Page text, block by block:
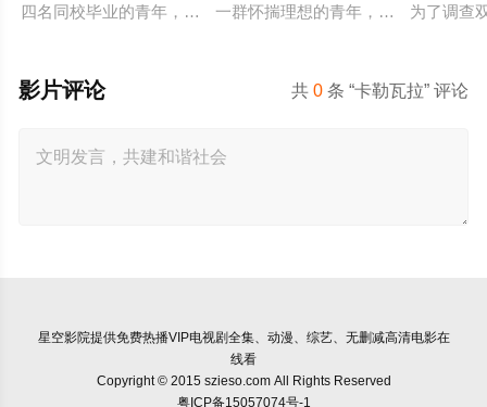
四名同校毕业的青年，怀揣出人头地的梦想，却在大都市屡屡
一群怀揣理想的青年，毅然告别亲人
为了调查
共0 条 “卡勒瓦拉” 评论
影片评论
星空影院提供免费热播VIP电视剧全集、动漫、综艺、无删减高清电影在
线看
Copyright © 2015 szieso.com All Rights Reserved
粤ICP备15057074号-1